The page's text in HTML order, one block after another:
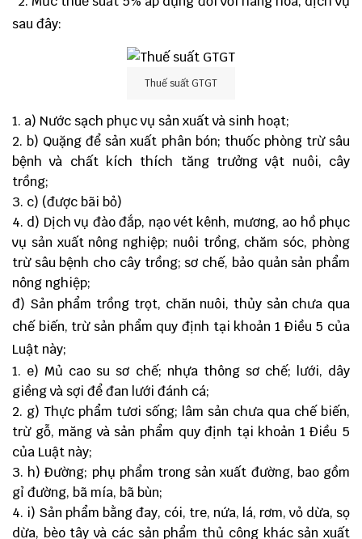
sau đây:
Thuế suất GTGT
a) Nước sạch phục vụ sản xuất và sinh hoạt;
b) Quặng để sản xuất phân bón; thuốc phòng trừ sâu
bệnh và chất kích thích tăng trưởng vật nuôi, cây
trồng;
c) (được bãi bỏ)
d) Dịch vụ đào đắp, nạo vét kênh, mương, ao hồ phục
vụ sản xuất nông nghiệp; nuôi trồng, chăm sóc, phòng
trừ sâu bệnh cho cây trồng; sơ chế, bảo quản sản phẩm
nông nghiệp;
đ) Sản phẩm trồng trọt, chăn nuôi, thủy sản chưa qua
chế biến, trừ sản phẩm quy định tại khoản 1 Điều 5 của
Luật này;
e) Mủ cao su sơ chế; nhựa thông sơ chế; lưới, dây
giềng và sợi để đan lưới đánh cá;
g) Thực phẩm tươi sống; lâm sản chưa qua chế biến,
trừ gỗ, măng và sản phẩm quy định tại khoản 1 Điều 5
của Luật này;
h) Đường; phụ phẩm trong sản xuất đường, bao gồm
gỉ đường, bã mía, bã bùn;
i) Sản phẩm bằng đay, cói, tre, nứa, lá, rơm, vỏ dừa, sọ
dừa, bèo tây và các sản phẩm thủ công khác sản xuất